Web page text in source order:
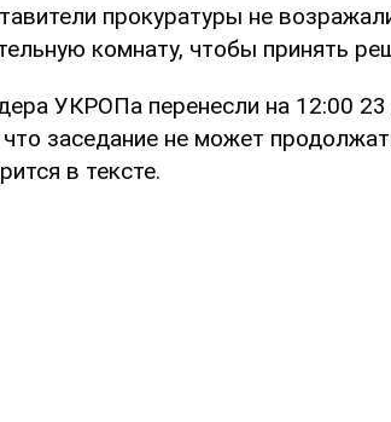
прокуратуры не
комнату, чтобы принять
УКРОПа перенесли на 12:00
заседание не может
в тексте.